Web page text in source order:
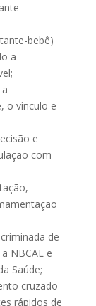
bebê)
a
o vínculo e
e
com
de
NBCAL e
Saúde;
cruzado
rápidos de